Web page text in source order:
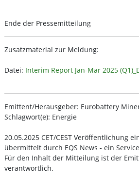
Ende der Pressemitteilung
Zusatzmaterial zur Meldung:
Datei: Interim Report Jan-Mar 2025
Emittent/Herausgeber: Eurobattery
Schlagwort(e): Energie
20.05.2025 CET/CEST Veröffentlichung
übermittelt durch EQS News - ein
Für den Inhalt der Mitteilung ist der
verantwortlich.